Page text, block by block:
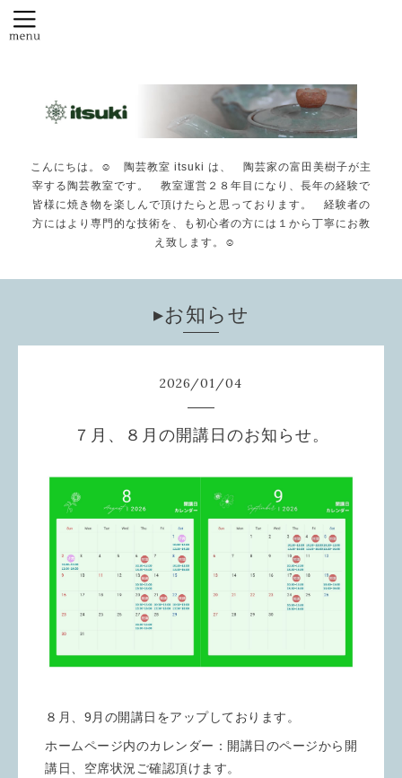
こんにちは。☺️ 陶芸教室 itsuki は、 陶芸家の富田美樹子が主
宰する陶芸教室です。 教室運営２８年目になり、長年の経験で
皆様に焼き物を楽しんで頂けたらと思っております。 経験者の
方にはより専門的な技術を、も初心者の方には１から丁寧にお教
え致します。☺️
▸お知らせ
2026/01/04
７月、８月の開講日のお知らせ。
８月、9月の開講日をアップしております。
ホームページ内のカレンダー：開講日のページから開
講日、空席状況ご確認頂けます。